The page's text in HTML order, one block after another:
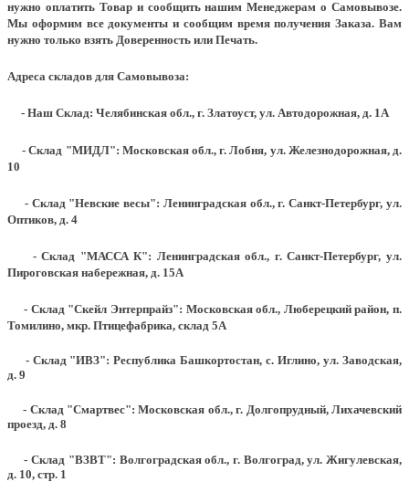
нужно оплатить Товар и сообщить нашим Менеджерам о Самовывозе.
Мы оформим все документы и сообщим время получения Заказа. Вам
нужно только взять Доверенность или Печать.
Адреса складов для Самовывоза:
- Наш Склад: Челябинская обл., г. Златоуст, ул. Автодорожная, д. 1А
- Склад "МИДЛ": Московская обл., г. Лобня, ул. Железнодорожная, д.
10
- Склад "Невские весы": Ленинградская обл., г. Санкт-Петербург, ул.
Оптиков, д. 4
- Склад "МАССА К": Ленинградская обл., г. Санкт-Петербург, ул.
Пироговская набережная, д. 15А
- Склад "Скейл Энтерпрайз": Московская обл., Люберецкий район, п.
Томилино, мкр. Птицефабрика, склад 5А
- Склад "ИВЗ": Республика Башкортостан, с. Иглино, ул. Заводская,
д. 9
- Склад "Смартвес":Московская обл., г. Долгопрудный, Лихачевский
проезд, д. 8
- Склад "ВЗВТ": Волгоградская обл., г. Волгоград, ул. Жигулевская,
д. 10, стр. 1